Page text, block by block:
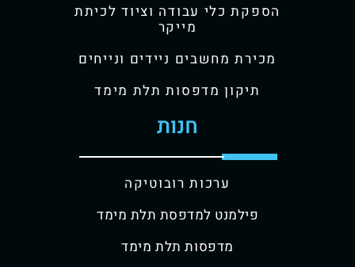
הספקת כלי עבודה וציוד לכיתת
מייקר
מכירת מחשבים ניידים ונייחים
תיקון מדפסות תלת מימד
חנות
ערכות רובוטיקה
פילמנט למדפסת תלת מימד
מדפסות תלת מימד